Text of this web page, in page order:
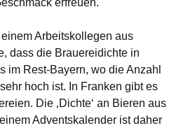
erfreuen.
Arbeitskollegen aus
dass die Brauereidichte in
im Rest-Bayern, wo die Anzahl
hoch ist. In Franken gibt es
Die ‚Dichte‘ an Bieren aus
Adventskalender ist daher